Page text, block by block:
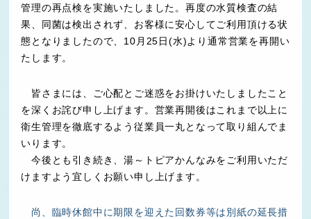
管理の再点検を実施いたしました。再度の水質検査の結
果、同菌は検出されず、お客様に安心してご利用頂ける状
態となりましたので、10月25日(水)より通常営業を再開い
たします。
皆さまには、ご心配とご迷惑をお掛けいたしましたこと
を深くお詫び申し上げます。営業再開後はこれまで以上に
衛生管理を徹底するよう従業員一丸となって取り組んでま
いります。
今後とも引き続き、湯～トピアかんなみをご利用いただ
けますよう宜しくお願い申し上げます。
尚、臨時休館中に期限を迎えた回数券等は別紙の延長措